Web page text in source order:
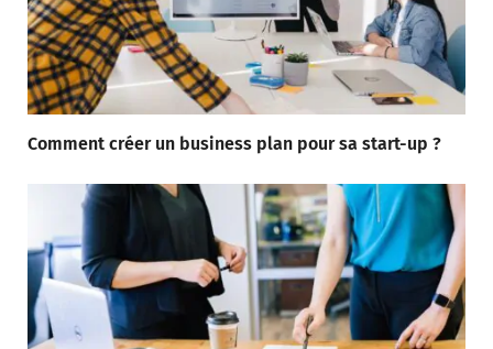
Comment créer un business plan pour sa start-up ?